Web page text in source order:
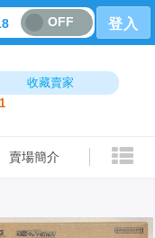
OFF 登入
收藏賣家
賣場簡介